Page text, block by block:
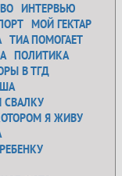
ИНТЕРВЬЮ
МОЙ ГЕКТАР
ТИА ПОМОГАЕТ
ПОЛИТИКА
В ТГД
СВАЛКУ
Я ЖИВУ